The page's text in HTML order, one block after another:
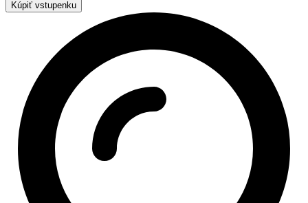
Kúpiť vstupenku